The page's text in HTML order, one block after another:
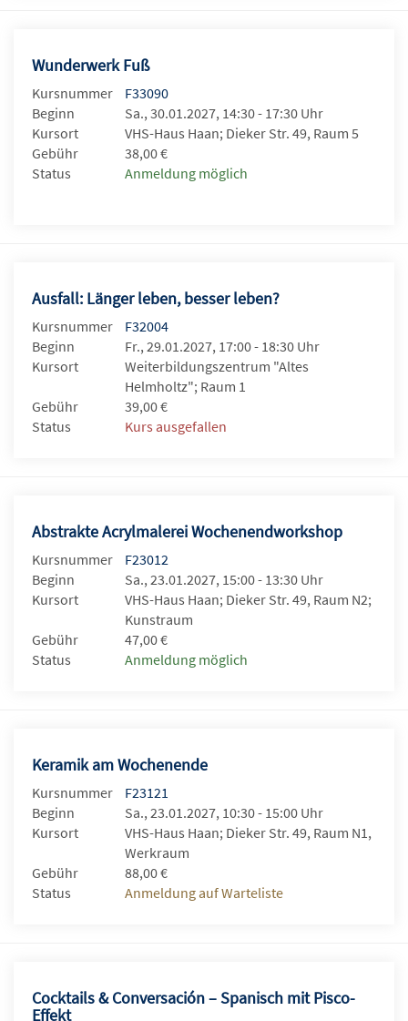
Wunderwerk Fuß
Kursnummer
F33090
Beginn
Sa., 30.01.2027, 14:30 - 17:30 Uhr
Kursort
VHS-Haus Haan; Dieker Str. 49, Raum 5
Gebühr
38,00 €
Status
Anmeldung möglich
Ausfall: Länger leben, besser leben?
Kursnummer
F32004
Beginn
Fr., 29.01.2027, 17:00 - 18:30 Uhr
Kursort
Weiterbildungszentrum "Altes
Helmholtz"; Raum 1
Gebühr
39,00 €
Status
Kurs ausgefallen
Abstrakte Acrylmalerei Wochenendworkshop
Kursnummer
F23012
Beginn
Sa., 23.01.2027, 15:00 - 13:30 Uhr
Kursort
VHS-Haus Haan; Dieker Str. 49, Raum N2;
Kunstraum
Gebühr
47,00 €
Status
Anmeldung möglich
Keramik am Wochenende
Kursnummer
F23121
Beginn
Sa., 23.01.2027, 10:30 - 15:00 Uhr
Kursort
VHS-Haus Haan; Dieker Str. 49, Raum N1,
Werkraum
Gebühr
88,00 €
Status
Anmeldung auf Warteliste
Cocktails & Conversación – Spanisch mit Pisco-
Effekt